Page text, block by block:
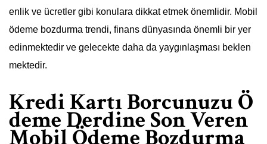
enlik ve ücretler gibi konulara dikkat etmek önemlidir. Mobil
ödeme bozdurma trendi, finans dünyasında önemli bir yer
edinmektedir ve gelecekte daha da yaygınlaşması beklen
mektedir.
Kredi Kartı Borcunuzu Ö
deme Derdine Son Veren
Mobil Ödeme Bozdurma